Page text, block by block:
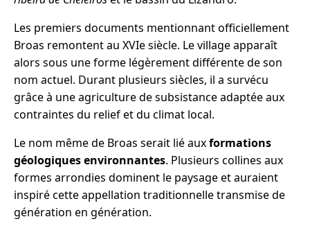
Les premiers documents mentionnant officiellement
Broas remontent au XVIe siècle. Le village apparaît
alors sous une forme légèrement différente de son
nom actuel. Durant plusieurs siècles, il a survécu
grâce à une agriculture de subsistance adaptée aux
contraintes du relief et du climat local.
Le nom même de Broas serait lié auxformations
géologiques environnantes. Plusieurs collines aux
formes arrondies dominent le paysage et auraient
inspiré cette appellation traditionnelle transmise de
génération en génération.